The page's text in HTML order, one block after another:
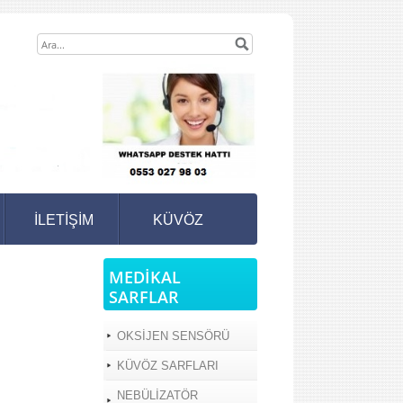
İLETİŞİM KÜVÖZ
MEDİKAL
SARFLAR
OKSİJEN SENSÖRÜ
KÜVÖZ SARFLARI
NEBÜLİZATÖR